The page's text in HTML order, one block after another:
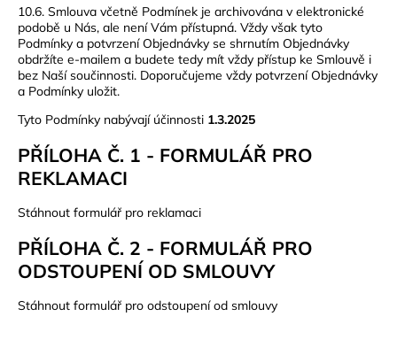
10.6. Smlouva včetně Podmínek je archivována v elektronické
podobě u Nás, ale není Vám přístupná. Vždy však tyto
Podmínky a potvrzení Objednávky se shrnutím Objednávky
obdržíte e-mailem a budete tedy mít vždy přístup ke Smlouvě i
bez Naší součinnosti. Doporučujeme vždy potvrzení Objednávky
a Podmínky uložit.
Tyto Podmínky nabývají účinnosti 1.3.2025
PŘÍLOHA Č. 1 - FORMULÁŘ PRO
REKLAMACI
Stáhnout formulář pro reklamaci
PŘÍLOHA Č. 2 - FORMULÁŘ PRO
ODSTOUPENÍ OD SMLOUVY
Stáhnout formulář pro odstoupení od smlouvy